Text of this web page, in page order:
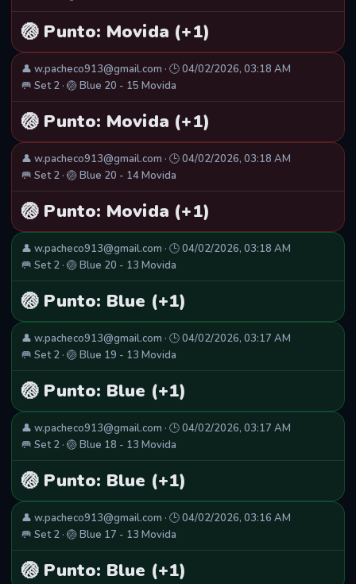
🏐 Punto: Movida (+1)
👤 w.pacheco913@gmail.com · 🕒 04/02/2026, 03:18 AM
🥅 Set 2 · 🏐 Blue 20 - 15 Movida
🏐 Punto: Movida (+1)
👤 w.pacheco913@gmail.com · 🕒 04/02/2026, 03:18 AM
🥅 Set 2 · 🏐 Blue 20 - 14 Movida
🏐 Punto: Movida (+1)
👤 w.pacheco913@gmail.com · 🕒 04/02/2026, 03:18 AM
🥅 Set 2 · 🏐 Blue 20 - 13 Movida
🏐 Punto: Blue (+1)
👤 w.pacheco913@gmail.com · 🕒 04/02/2026, 03:17 AM
🥅 Set 2 · 🏐 Blue 19 - 13 Movida
🏐 Punto: Blue (+1)
👤 w.pacheco913@gmail.com · 🕒 04/02/2026, 03:17 AM
🥅 Set 2 · 🏐 Blue 18 - 13 Movida
🏐 Punto: Blue (+1)
👤 w.pacheco913@gmail.com · 🕒 04/02/2026, 03:16 AM
🥅 Set 2 · 🏐 Blue 17 - 13 Movida
🏐 Punto: Blue (+1)